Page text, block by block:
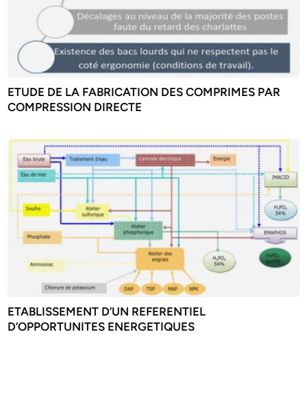
ETUDE DE LA FABRICATION DES COMPRIMES PAR
COMPRESSION DIRECTE
ETABLISSEMENT D’UN REFERENTIEL
D’OPPORTUNITES ENERGETIQUES